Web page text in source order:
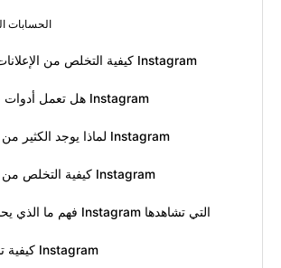
3. الحسابات
كيفية التخلص من الإعلانات الدعائية على Instagram
هل تعمل أدوات حظر الإعلانات Instagram
لماذا يوجد الكثير من الإعلانات على Instagram
كيفية التخلص من الإعلانات على Instagram
فهم ما الذي يحدد نوع إعلانات Instagram التي تشاهدها
كيفية تحسين إعلاناتك Instagram